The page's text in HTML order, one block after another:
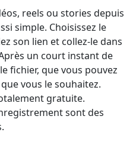
reels ou stories depuis
simple. Choisissez le
son lien et collez-le dans
un court instant de
fichier, que vous pouvez
vous le souhaitez.
gratuite.
sont des